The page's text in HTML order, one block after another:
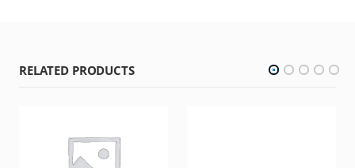
RELATED PRODUCTS